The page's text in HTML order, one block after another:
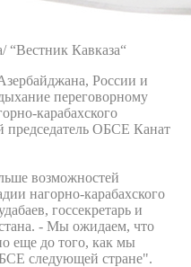
Кавказа“
России и
переговорному
карабахского
председатель ОБСЕ Канат
возможностей
нагорно-карабахского
госсекретарь и
- Мы ожидаем, что
еще до того, как мы
следующей стране".